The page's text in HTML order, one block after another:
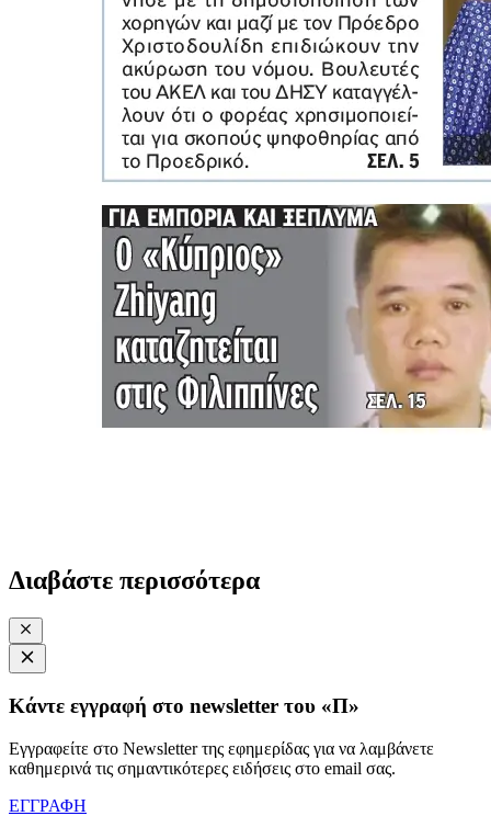
Διαβάστε περισσότερα
Κάντε εγγραφή στο newsletter του «Π»
Εγγραφείτε στο Newsletter της εφημερίδας για να λαμβάνετε
καθημερινά τις σημαντικότερες ειδήσεις στο email σας.
ΕΓΓΡΑΦΗ